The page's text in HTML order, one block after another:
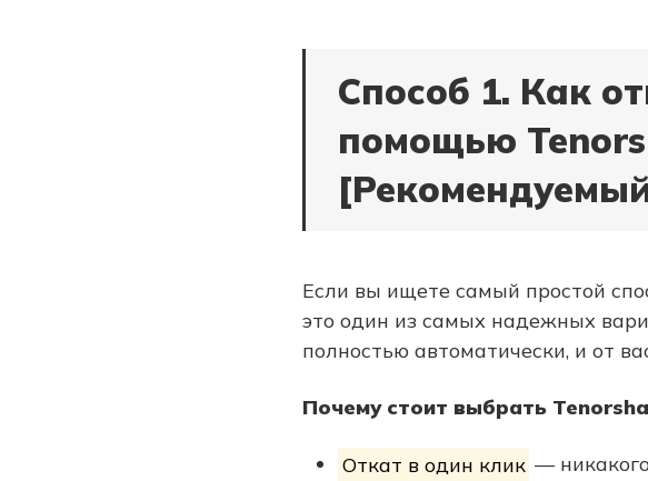
Способ 1. Как
помощью
Если вы ищете самый простой
это один из самых надежных
полностью автоматически, и от
Почему стоит выбрать
Откат в один клик —